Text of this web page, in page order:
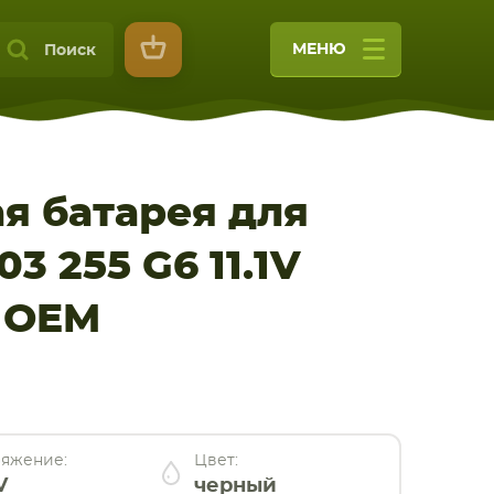
Поиск МЕНЮ
батарея для
255 G6 11.1V
Цвет:
черный